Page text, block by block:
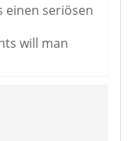
einen seriösen
will man